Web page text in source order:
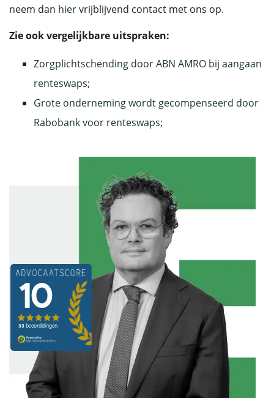
neem dan hiervrijblijvend contact met ons op.
Zie ook vergelijkbare uitspraken:
Zorgplichtschending door ABN AMRO bij aangaan
renteswaps;
Grote onderneming wordt gecompenseerd door
Rabobank voor renteswaps;